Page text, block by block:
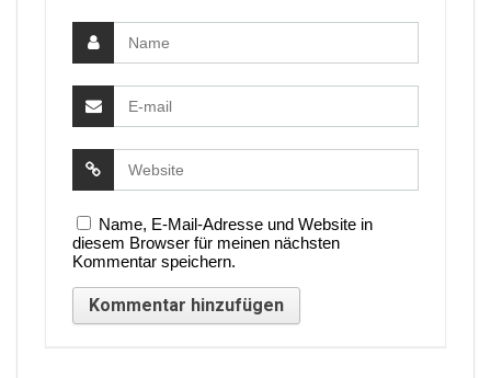
Name, E-Mail-Adresse und Website in
diesem Browser für meinen nächsten
Kommentar speichern.